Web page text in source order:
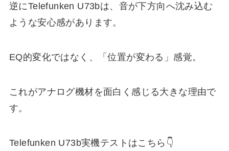
逆にTelefunken U73bは、音が下方向へ沈み込む
ような安心感があります。
EQ的変化ではなく、「位置が変わる」感覚。
これがアナログ機材を面白く感じる大きな理由で
す。
Telefunken U73b実機テストはこちら👇